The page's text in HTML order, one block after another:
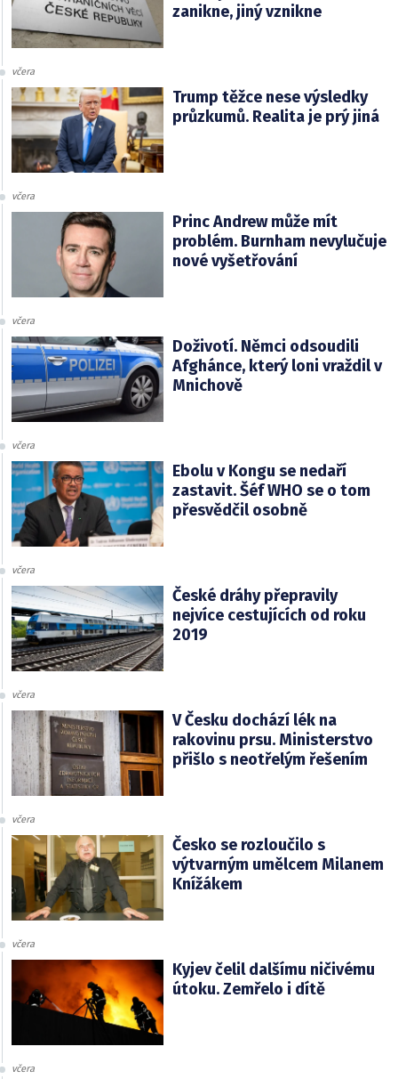
zanikne, jiný vznikne
včera
Trump těžce nese výsledky
průzkumů. Realita je prý jiná
včera
Princ Andrew může mít
problém. Burnham nevylučuje
nové vyšetřování
včera
Doživotí. Němci odsoudili
Afghánce, který loni vraždil v
Mnichově
včera
Ebolu v Kongu se nedaří
zastavit. Šéf WHO se o tom
přesvědčil osobně
včera
České dráhy přepravily
nejvíce cestujících od roku
2019
včera
V Česku dochází lék na
rakovinu prsu. Ministerstvo
přišlo s neotřelým řešením
včera
Česko se rozloučilo s
výtvarným umělcem Milanem
Knížákem
včera
Kyjev čelil dalšímu ničivému
útoku. Zemřelo i dítě
včera